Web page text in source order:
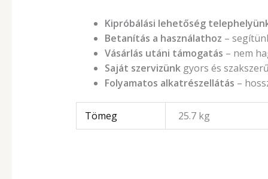
Kipróbálási lehetőség
Betanítás a használathoz –
Vásárlás utáni támogatás – nem
Saját szervizünkgyors és
Folyamatos alkatrészellátás –
Tömeg 25.7 kg